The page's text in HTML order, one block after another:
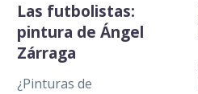
Las futbolistas:
pintura de Ángel
Zárraga
¿Pinturas de